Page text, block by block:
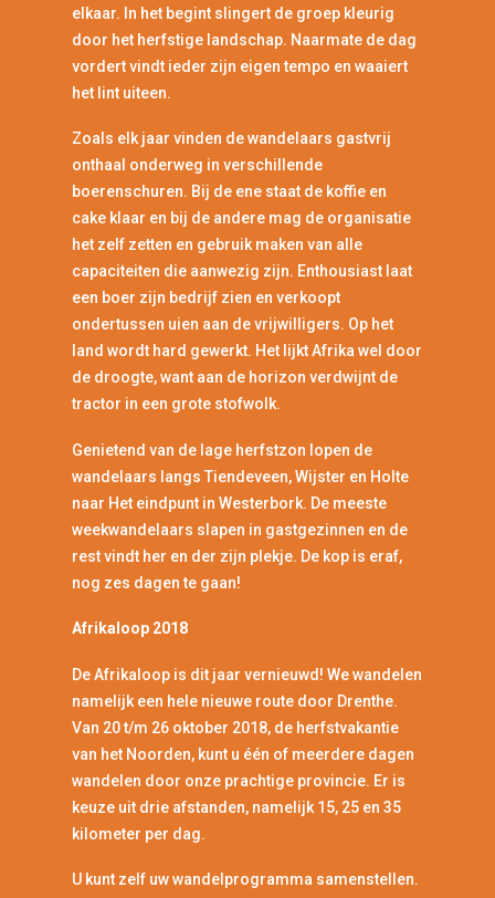
elkaar. In het begint slingert de groep kleurig
door het herfstige landschap. Naarmate de dag
vordert vindt ieder zijn eigen tempo en waaiert
het lint uiteen.
Zoals elk jaar vinden de wandelaars gastvrij
onthaal onderweg in verschillende
boerenschuren. Bij de ene staat de koffie en
cake klaar en bij de andere mag de organisatie
het zelf zetten en gebruik maken van alle
capaciteiten die aanwezig zijn. Enthousiast laat
een boer zijn bedrijf zien en verkoopt
ondertussen uien aan de vrijwilligers. Op het
land wordt hard gewerkt. Het lijkt Afrika wel door
de droogte, want aan de horizon verdwijnt de
tractor in een grote stofwolk.
Genietend van de lage herfstzon lopen de
wandelaars langs Tiendeveen, Wijster en Holte
naar Het eindpunt in Westerbork. De meeste
weekwandelaars slapen in gastgezinnen en de
rest vindt her en der zijn plekje. De kop is eraf,
nog zes dagen te gaan!
Afrikaloop 2018
De Afrikaloop is dit jaar vernieuwd! We wandelen
namelijk een hele nieuwe route door Drenthe.
Van 20 t/m 26 oktober 2018, de herfstvakantie
van het Noorden, kunt u één of meerdere dagen
wandelen door onze prachtige provincie. Er is
keuze uit drie afstanden, namelijk 15, 25 en 35
kilometer per dag.
U kunt zelf uw wandelprogramma samenstellen.